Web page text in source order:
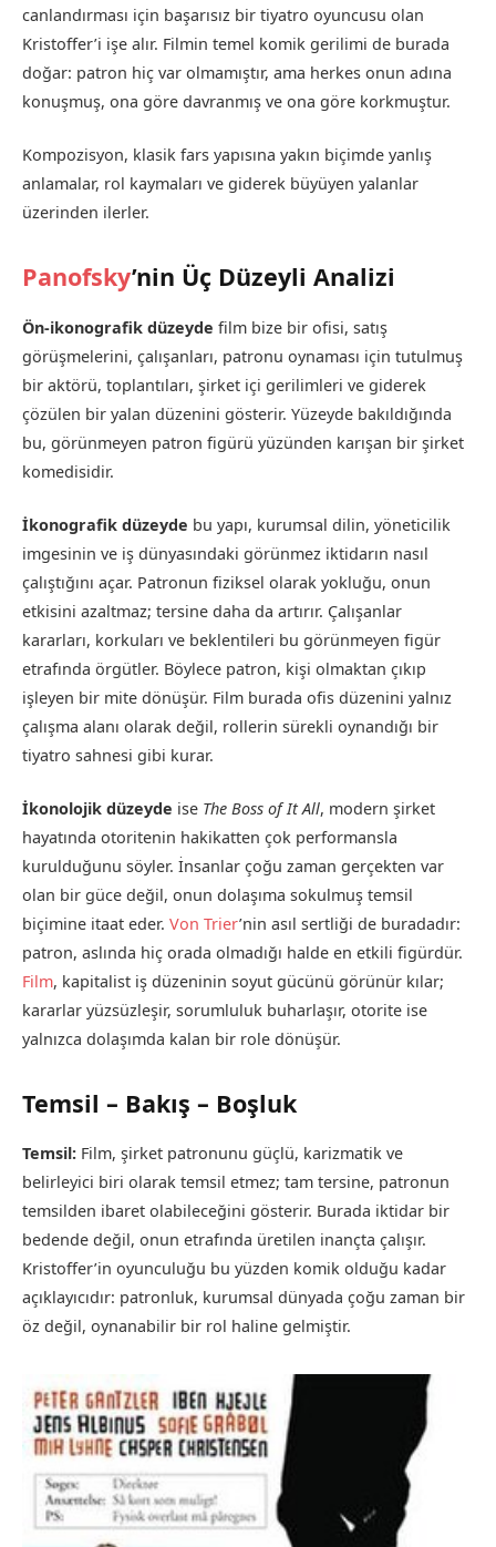
canlandırması için başarısız bir tiyatro oyuncusu olan
Kristoffer’i işe alır. Filmin temel komik gerilimi de burada
doğar: patron hiç var olmamıştır, ama herkes onun adına
konuşmuş, ona göre davranmış ve ona göre korkmuştur.
Kompozisyon, klasik fars yapısına yakın biçimde yanlış
anlamalar, rol kaymaları ve giderek büyüyen yalanlar
üzerinden ilerler.
Panofsky’nin Üç Düzeyli Analizi
Ön-ikonografik düzeyde film bize bir ofisi, satış
görüşmelerini, çalışanları, patronu oynaması için tutulmuş
bir aktörü, toplantıları, şirket içi gerilimleri ve giderek
çözülen bir yalan düzenini gösterir. Yüzeyde bakıldığında
bu, görünmeyen patron figürü yüzünden karışan bir şirket
komedisidir.
İkonografik düzeyde bu yapı, kurumsal dilin, yöneticilik
imgesinin ve iş dünyasındaki görünmez iktidarın nasıl
çalıştığını açar. Patronun fiziksel olarak yokluğu, onun
etkisini azaltmaz; tersine daha da artırır. Çalışanlar
kararları, korkuları ve beklentileri bu görünmeyen figür
etrafında örgütler. Böylece patron, kişi olmaktan çıkıp
işleyen bir mite dönüşür. Film burada ofis düzenini yalnız
çalışma alanı olarak değil, rollerin sürekli oynandığı bir
tiyatro sahnesi gibi kurar.
İkonolojik düzeyde ise The Boss of It All, modern şirket
hayatında otoritenin hakikatten çok performansla
kurulduğunu söyler. İnsanlar çoğu zaman gerçekten var
olan bir güce değil, onun dolaşıma sokulmuş temsil
biçimine itaat eder. Von Trier’nin asıl sertliği de buradadır:
patron, aslında hiç orada olmadığı halde en etkili figürdür.
Film, kapitalist iş düzeninin soyut gücünü görünür kılar;
kararlar yüzsüzleşir, sorumluluk buharlaşır, otorite ise
yalnızca dolaşımda kalan bir role dönüşür.
Temsil – Bakış – Boşluk
Temsil: Film, şirket patronunu güçlü, karizmatik ve
belirleyici biri olarak temsil etmez; tam tersine, patronun
temsilden ibaret olabileceğini gösterir. Burada iktidar bir
bedende değil, onun etrafında üretilen inançta çalışır.
Kristoffer’in oyunculuğu bu yüzden komik olduğu kadar
açıklayıcıdır: patronluk, kurumsal dünyada çoğu zaman bir
öz değil, oynanabilir bir rol haline gelmiştir.